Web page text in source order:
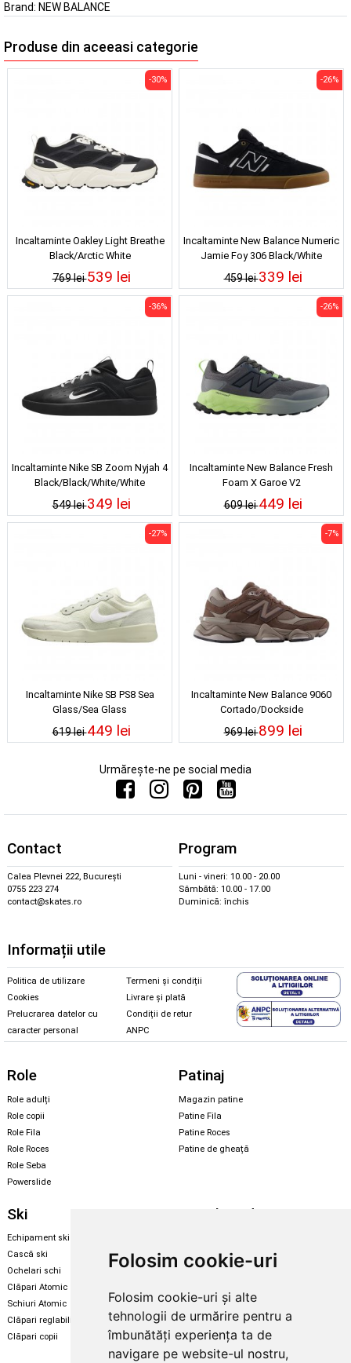
Folosim cookie-uri
Folosim cookie-uri și alte
tehnologii de urmărire pentru a
îmbunătăți experiența ta de
navigare pe website-ul nostru,
Brand: NEW BALANCE
Produse din aceeasi categorie
Incaltaminte Oakley Light Breathe
Black/Arctic White
769 lei
-30%
539 lei
Incaltaminte New Balance Numeric
Jamie Foy 306 Black/White
459 lei
-26%
339 lei
Incaltaminte Nike SB Zoom Nyjah 4
Black/Black/White/White
549 lei
-36%
349 lei
Incaltaminte New Balance Fresh
Foam X Garoe V2
Castlerock/Afterglow/Dry Lime
609 lei
-26%
449 lei
Incaltaminte Nike SB PS8 Sea
Glass/Sea Glass
619 lei
-27%
449 lei
Incaltaminte New Balance 9060
Cortado/Dockside
969 lei
-7%
899 lei
Urmărește-ne pe social media
Contact
Calea Plevnei 222, București
0755 223 274
contact@skates.ro
Program
Luni - vineri: 10.00 - 20.00
Sâmbătă: 10.00 - 17.00
Duminică: închis
Informații utile
Politica de utilizare
Cookies
Prelucrarea datelor cu
caracter personal
Termeni și condiții
Livrare și plată
Condiții de retur
ANPC
Role
Role adulți
Role copii
Role Fila
Role Roces
Role Seba
Powerslide
Patinaj
Magazin patine
Patine Fila
Patine Roces
Patine de gheață
Ski
Echipament ski
Cască ski
Ochelari schi
Clăpari Atomic
Schiuri Atomic
Clăpari reglabili
Clăpari copii
Snowboard
Echipament snowboard
Legături Rome SDS
Skate & longboard
Enuff Skateboards